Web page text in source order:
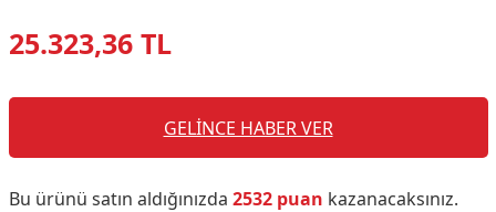
25.323,36 TL
GELİNCE HABER VER
Bu ürünü satın aldığınızda 2532 puan kazanacaksınız.